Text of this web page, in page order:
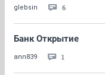
glebsin 6
Банк Открытие
ann839 1